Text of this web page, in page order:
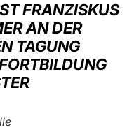
العربيّة
中文
LATINE
FRANZISKUS
AN DER
TAGUNG